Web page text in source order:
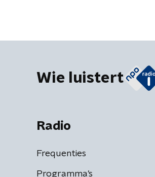
Wie luistert
Radio
Frequenties
Programma's